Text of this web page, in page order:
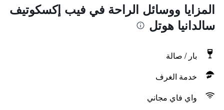
المزايا ووسائل الراحة في فيب إكسكوتيف
سالدانيا هوتل
بار / صالة
خدمة الغرف
واي فاي مجاني